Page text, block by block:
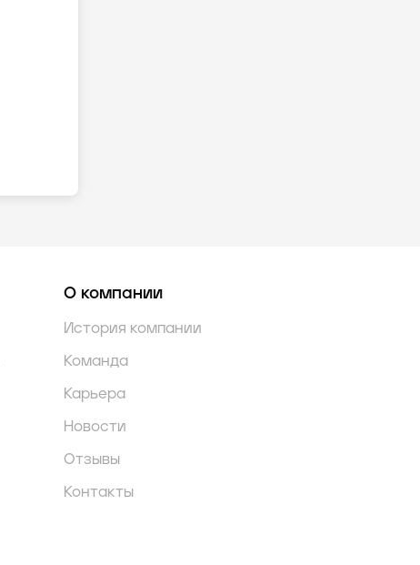
О компании
История компании
Команда
Карьера
Новости
Отзывы
Контакты